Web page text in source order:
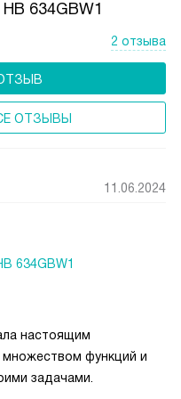
для очистки.
работает
срока службы бытовой
чистоту
634GBW1
2 отзыва
ОТЗЫВЫ
11.06.2024
634GBW1
настоящим
функций и
задачами.